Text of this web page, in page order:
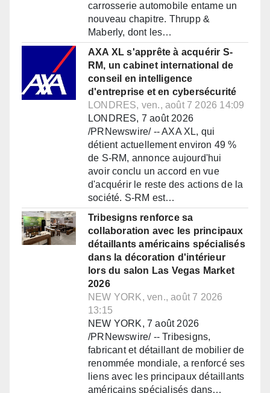
carrosserie automobile entame un
nouveau chapitre. Thrupp &
Maberly, dont les…
AXA XL s'apprête à acquérir S-
RM, un cabinet international de
conseil en intelligence
d'entreprise et en cybersécurité
LONDRES, ven., août 7 2026 14:09
LONDRES, 7 août 2026
/PRNewswire/ -- AXA XL, qui
détient actuellement environ 49 %
de S-RM, annonce aujourd'hui
avoir conclu un accord en vue
d'acquérir le reste des actions de la
société. S-RM est…
Tribesigns renforce sa
collaboration avec les principaux
détaillants américains spécialisés
dans la décoration d'intérieur
lors du salon Las Vegas Market
2026
NEW YORK, ven., août 7 2026
13:15
NEW YORK, 7 août 2026
/PRNewswire/ -- Tribesigns,
fabricant et détaillant de mobilier de
renommée mondiale, a renforcé ses
liens avec les principaux détaillants
américains spécialisés dans…